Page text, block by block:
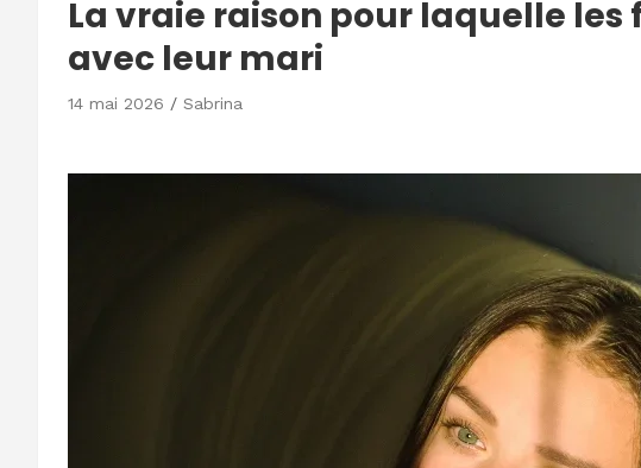
La vraie raison pour laquelle
avec leur mari
14 mai 2026 Sabrina